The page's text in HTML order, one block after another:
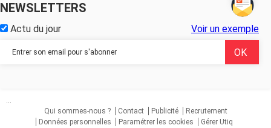
NEWSLETTERS
Actu du jour Voir un exemple
...
Qui sommes-nous ?
Contact Publicité
Recrutement
Données personnelles
Paramétrer les cookies
Gérer Utiq